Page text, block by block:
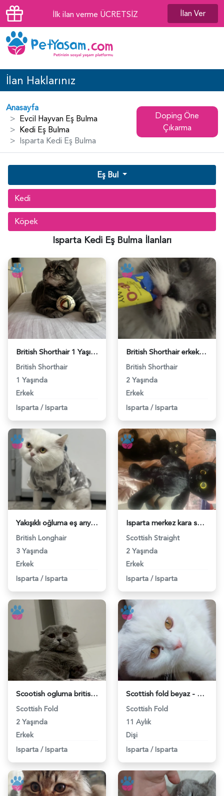
İlk ilan verme ÜCRETSİZ İlan Ver
İlan Haklarınız
Anasayfa
Evcil Hayvan Eş Bulma
Kedi Eş Bulma
Isparta Kedi Eş Bulma
Doping Öne
Çıkarma
Eş Bul
Kedi
Köpek
Isparta Kedi Eş Bulma İlanları
British Shorthair 1 Yaşında Eş Arıyor - 118984172
British Shorthair
1 Yaşında
Erkek
Isparta / Isparta
British Shorthair erkek kedime eş arıyorum - 118983390
British Shorthair
2 Yaşında
Erkek
Isparta / Isparta
Yakışıklı oğluma eş arıyorum - 118981201
British Longhair
3 Yaşında
Erkek
Isparta / Isparta
Isparta merkez kara sevda "Dremori" - 118979637
Scottish Straight
2 Yaşında
Erkek
Isparta / Isparta
Scootish ogluma british eş arıyorum - 118979405
Scottish Fold
2 Yaşında
Erkek
Isparta / Isparta
Scottish fold beyaz - 118978625
Scottish Fold
11 Aylık
Dişi
Isparta / Isparta